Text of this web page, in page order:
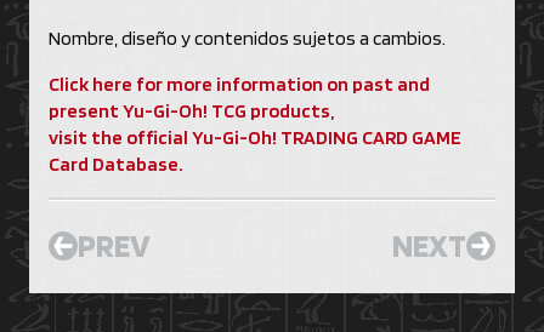
Nombre, diseño y contenidos sujetos a cambios.
Click here for more information on past and
present Yu-Gi-Oh! TCG products,
visit the official Yu-Gi-Oh! TRADING CARD GAME
Card Database.
PREV NEXT